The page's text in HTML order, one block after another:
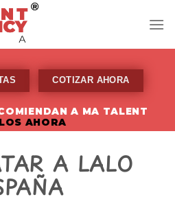
COTIZAR AHORA
A MA TALENT
AHORA
A LALO